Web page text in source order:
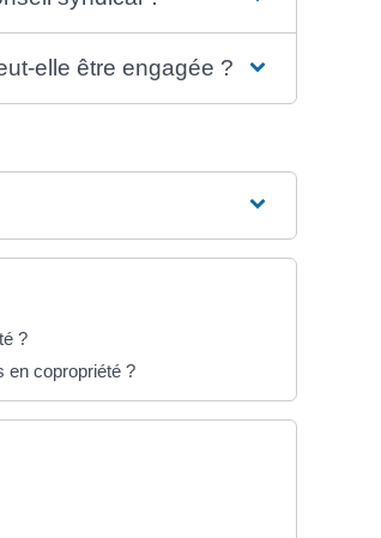
elle être engagée ?
?
en copropriété ?
nouvel onglet)